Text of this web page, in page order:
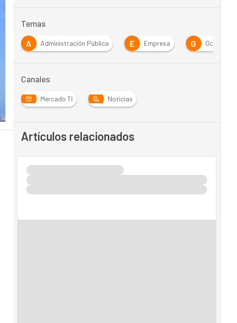
Temas
A Administración Pública E Empresa G Gobierno
Canales
Mercado TI Noticias
Artículos relacionados